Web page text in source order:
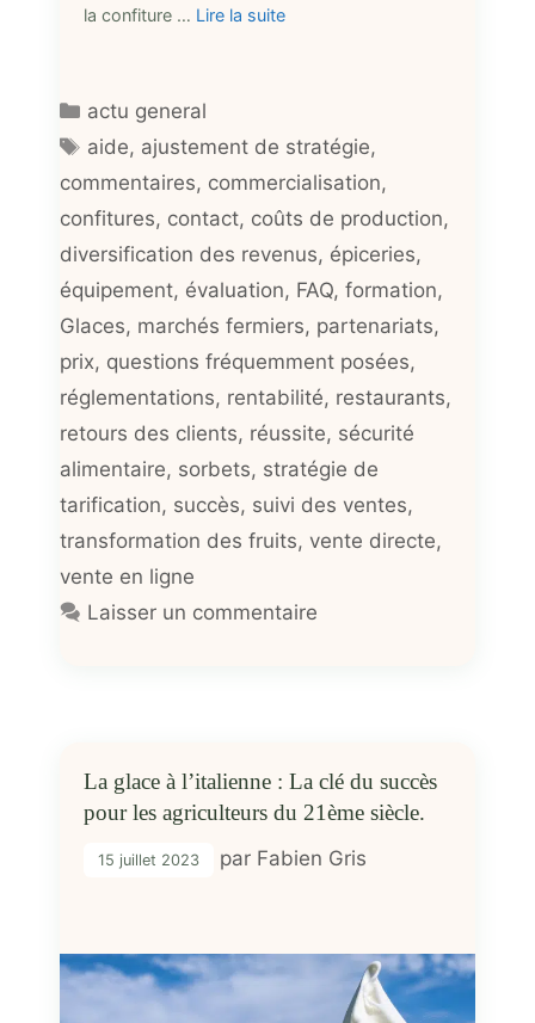
la confiture … Lire la suite
Catégories
actu general
Étiquettes
aide, ajustement de stratégie,
commentaires, commercialisation,
confitures, contact, coûts de production,
diversification des revenus, épiceries,
équipement, évaluation, FAQ, formation,
Glaces, marchés fermiers, partenariats,
prix, questions fréquemment posées,
réglementations, rentabilité, restaurants,
retours des clients, réussite, sécurité
alimentaire, sorbets, stratégie de
tarification, succès, suivi des ventes,
transformation des fruits, vente directe,
vente en ligne
Laisser un commentaire
La glace à l’italienne : La clé du succès
pour les agriculteurs du 21ème siècle.
15 juillet 2023 par Fabien Gris